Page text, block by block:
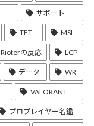
サポート
TFT MSI
Rioterの反応 LCP
データ WR
VALORANT
プロプレイヤー名鑑